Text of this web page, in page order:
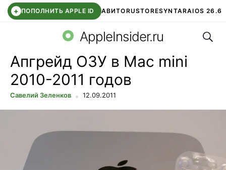
+ ПОПОЛНИТЬ APPLE ID АВИТОRUSTORESYNTARAIOS 26.6
СБЕР КИДС ЧАТ ROBLOXВТБ ОНЛАЙН
AppleInsider.ru
Апгрейд ОЗУ в Mac mini
2010-2011 годов
Савелий Зеленков 12.09.2011